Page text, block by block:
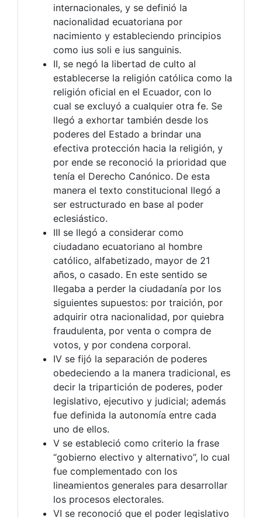
internacionales, y se definió la
nacionalidad ecuatoriana por
nacimiento y estableciendo principios
como ius soli e ius sanguinis.
II, se negó la libertad de culto al
establecerse la religión católica como la
religión oficial en el Ecuador, con lo
cual se excluyó a cualquier otra fe. Se
llegó a exhortar también desde los
poderes del Estado a brindar una
efectiva protección hacia la religión, y
por ende se reconoció la prioridad que
tenía el Derecho Canónico. De esta
manera el texto constitucional llegó a
ser estructurado en base al poder
eclesiástico.
III se llegó a considerar como
ciudadano ecuatoriano al hombre
católico, alfabetizado, mayor de 21
años, o casado. En este sentido se
llegaba a perder la ciudadanía por los
siguientes supuestos: por traición, por
adquirir otra nacionalidad, por quiebra
fraudulenta, por venta o compra de
votos, y por condena corporal.
IV se fijó la separación de poderes
obedeciendo a la manera tradicional, es
decir la tripartición de poderes, poder
legislativo, ejecutivo y judicial; además
fue definida la autonomía entre cada
uno de ellos.
V se estableció como criterio la frase
“gobierno electivo y alternativo”, lo cual
fue complementado con los
lineamientos generales para desarrollar
los procesos electorales.
VI se reconoció que el poder legislativo